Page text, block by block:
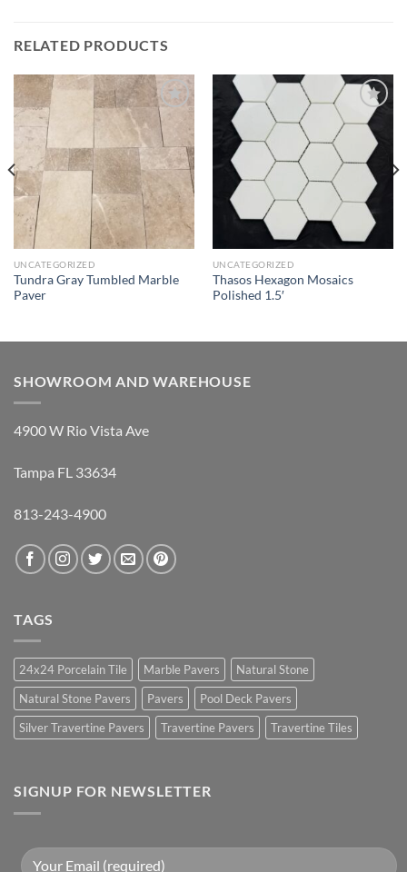
RELATED PRODUCTS
Wishlist
UNCATEGORIZED
Tundra Gray Tumbled Marble
Paver
Wishlist
UNCATEGORIZED
Thasos Hexagon Mosaics
Polished 1.5′
SHOWROOM AND WAREHOUSE
4900 W Rio Vista Ave
Tampa FL 33634
813-243-4900
TAGS
24x24 Porcelain Tile Marble Pavers
Natural Stone
Natural Stone Pavers
Pavers
Pool Deck Pavers
Silver Travertine Pavers
Travertine Pavers Travertine Tiles
SIGNUP FOR NEWSLETTER